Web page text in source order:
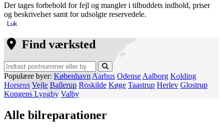
Der tages forbehold for fejl og mangler i tilbuddets indhold, priser
og beskrivelser samt for udsolgte reservedele.
Luk
Find værksted
Populære byer: København Aarhus Odense Aalborg Kolding
Horsens Vejle Ballerup Roskilde Køge Taastrup Herlev Glostrup
Kongens Lyngby Valby
Alle bilreparationer